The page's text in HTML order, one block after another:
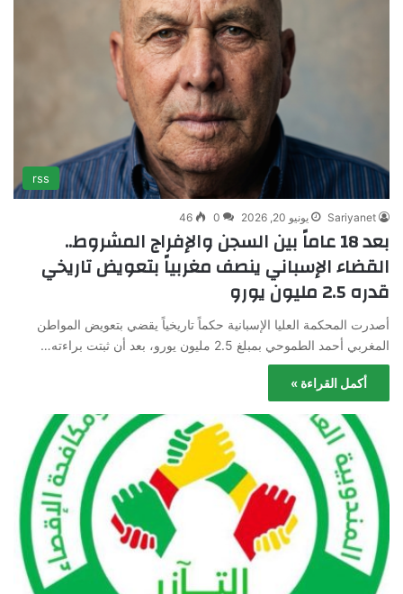
rss
Sariyanet يونيو 20, 2026 0
46
بعد 18 عاماً بين السجن والإفراج المشروط..
القضاء الإسباني ينصف مغربياً بتعويض تاريخي
قدره 2.5 مليون يورو
أصدرت المحكمة العليا الإسبانية حكماً تاريخياً يقضي بتعويض المواطن
المغربي أحمد الطموحي بمبلغ 2.5 مليون يورو، بعد أن ثبتت براءته…
أكمل القراءة »